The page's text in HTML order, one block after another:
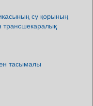
су қорының
трансшекаралық
тасымалы